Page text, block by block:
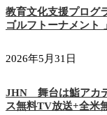
教育文化支援プログ
ゴルフトーナメント
2026年5月31日
JHN 舞台は鮨アカ
ス無料TV放送+全米